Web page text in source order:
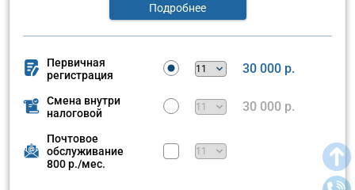
Подробнее
Первичная
регистрация
30 000 р.
Смена внутри
налоговой
30 000 р.
Почтовое
обслуживание
800 р./мес.